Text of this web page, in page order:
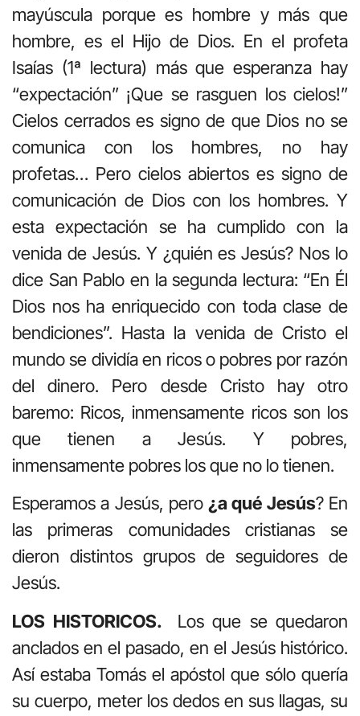
mayúscula porque es hombre y más que
hombre, es el Hijo de Dios. En el profeta
Isaías (1ª lectura) más que esperanza hay
“expectación” ¡Que se rasguen los cielos!”
Cielos cerrados es signo de que Dios no se
comunica con los hombres, no hay
profetas… Pero cielos abiertos es signo de
comunicación de Dios con los hombres. Y
esta expectación se ha cumplido con la
venida de Jesús. Y ¿quién es Jesús? Nos lo
dice San Pablo en la segunda lectura: “En Él
Dios nos ha enriquecido con toda clase de
bendiciones”. Hasta la venida de Cristo el
mundo se dividía en ricos o pobres por razón
del dinero. Pero desde Cristo hay otro
baremo: Ricos, inmensamente ricos son los
que tienen a Jesús. Y pobres,
inmensamente pobres los que no lo tienen.
Esperamos a Jesús, pero¿a qué Jesús? En
las primeras comunidades cristianas se
dieron distintos grupos de seguidores de
Jesús.
LOS HISTORICOS. Los que se quedaron
anclados en el pasado, en el Jesús histórico.
Así estaba Tomás el apóstol que sólo quería
su cuerpo, meter los dedos en sus llagas, su